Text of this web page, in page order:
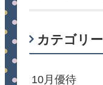
カテゴリー
10月優待